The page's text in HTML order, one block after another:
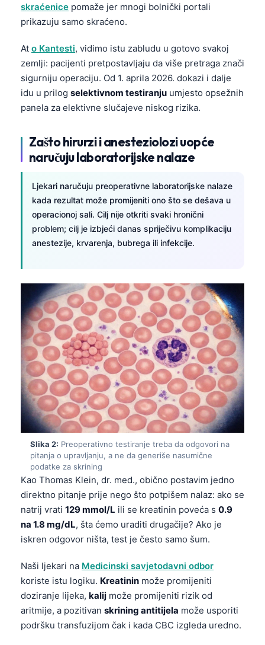
skraćenice pomaže jer mnogi bolnički portali
prikazuju samo skraćeno.
At o Kantesti, vidimo istu zabludu u gotovo svakoj
zemlji: pacijenti pretpostavljaju da više pretraga znači
sigurniju operaciju. Od 1. aprila 2026. dokazi i dalje
idu u prilog selektivnom testiranju umjesto opsežnih
panela za elektivne slučajeve niskog rizika.
Zašto hirurzi i anesteziolozi uopće
naručuju laboratorijske nalaze
Ljekari naručuju preoperativne laboratorijske nalaze
kada rezultat može promijeniti ono što se dešava u
operacionoj sali. Cilj nije otkriti svaki hronični
problem; cilj je izbjeći danas spriječivu komplikaciju
anestezije, krvarenja, bubrega ili infekcije.
Slika 2: Preoperativno testiranje treba da odgovori na
pitanja o upravljanju, a ne da generiše nasumične
podatke za skrining
Kao Thomas Klein, dr. med., obično postavim jedno
direktno pitanje prije nego što potpišem nalaz: ako se
natrij vrati 129 mmol/L ili se kreatinin poveća s 0.9
na 1.8 mg/dL, šta ćemo uraditi drugačije? Ako je
iskren odgovor ništa, test je često samo šum.
Naši ljekari na Medicinski savjetodavni odbor
koriste istu logiku. Kreatinin može promijeniti
doziranje lijeka, kalij može promijeniti rizik od
aritmije, a pozitivan skrining antitijela može usporiti
podršku transfuzijom čak i kada CBC izgleda uredno.